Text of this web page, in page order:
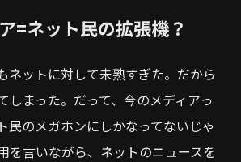
=ネット民の拡張機？
ネットに対して未熟すぎた。だから
しまった。だって、今のメディアっ
民のメガホンにしかなってないじゃ
を言いながら、ネットのニュースを